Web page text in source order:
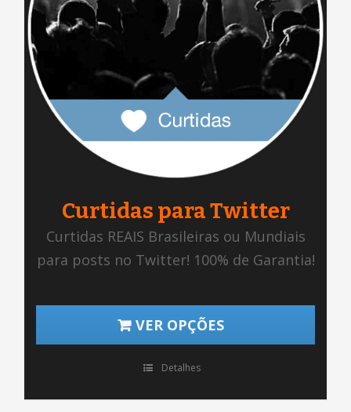
Curtidas para Twitter
Curtidas REAIS Brasileiras ou Mundiais
para posts no Twitter! 100% de Garantia!
VER OPÇÕES
Detalhes